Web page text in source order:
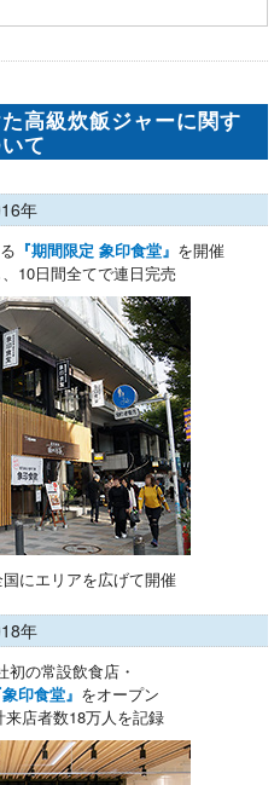
高級炊飯ジャーに関す
て
年
『期間限定 象印食堂』 を開催
10日間全てで連日完売
にエリアを広げて開催
年
初の常設飲食店・
印食堂』 をオープン
店者数18万人を記録